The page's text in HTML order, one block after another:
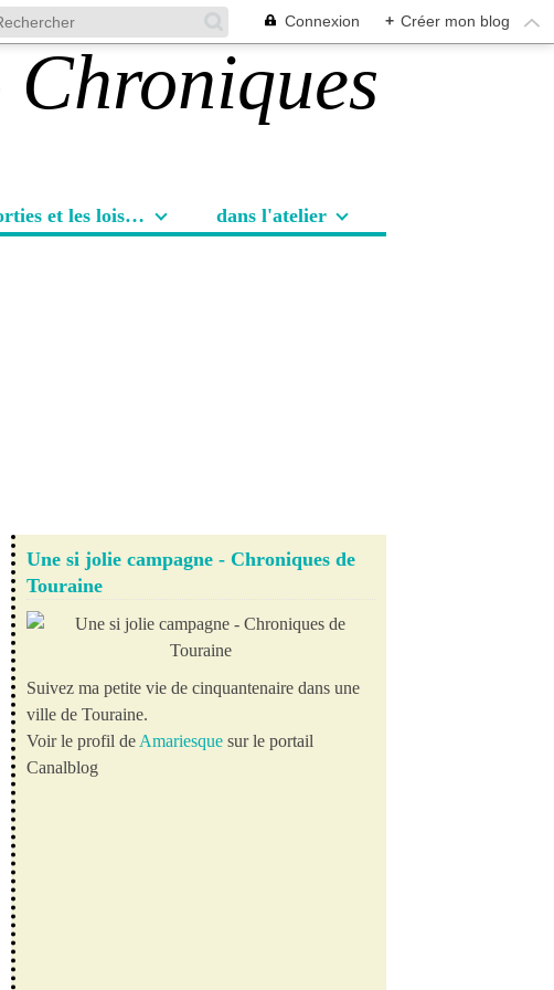
Connexion + Créer mon blog
Les sorties et les loisirs dans l'atelier
Une si jolie campagne - Chroniques de
Touraine
Suivez ma petite vie de cinquantenaire dans une
ville de Touraine.
Voir le profil de Amariesque sur le portail
Canalblog